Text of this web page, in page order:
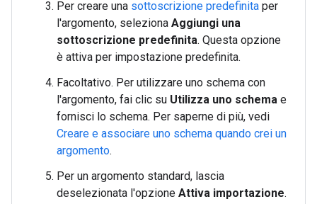
Per creare una sottoscrizione predefinita per
l'argomento, seleziona Aggiungi una
sottoscrizione predefinita. Questa opzione
è attiva per impostazione predefinita.
Facoltativo. Per utilizzare uno schema con
l'argomento, fai clic su Utilizza uno schema e
fornisci lo schema. Per saperne di più, vedi
Creare e associare uno schema quando crei un
argomento.
Per un argomento standard, lascia
deselezionata l'opzione Attiva importazione.